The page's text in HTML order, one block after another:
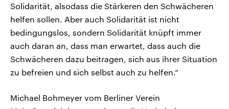
Solidarität, alsodass die Stärkeren den Schwächeren
helfen sollen. Aber auch Solidarität ist nicht
bedingungslos, sondern Solidarität knüpft immer
auch daran an, dass man erwartet, dass auch die
Schwächeren dazu beitragen, sich aus ihrer Situation
zu befreien und sich selbst auch zu helfen.“
Michael Bohmeyer vom Berliner Verein